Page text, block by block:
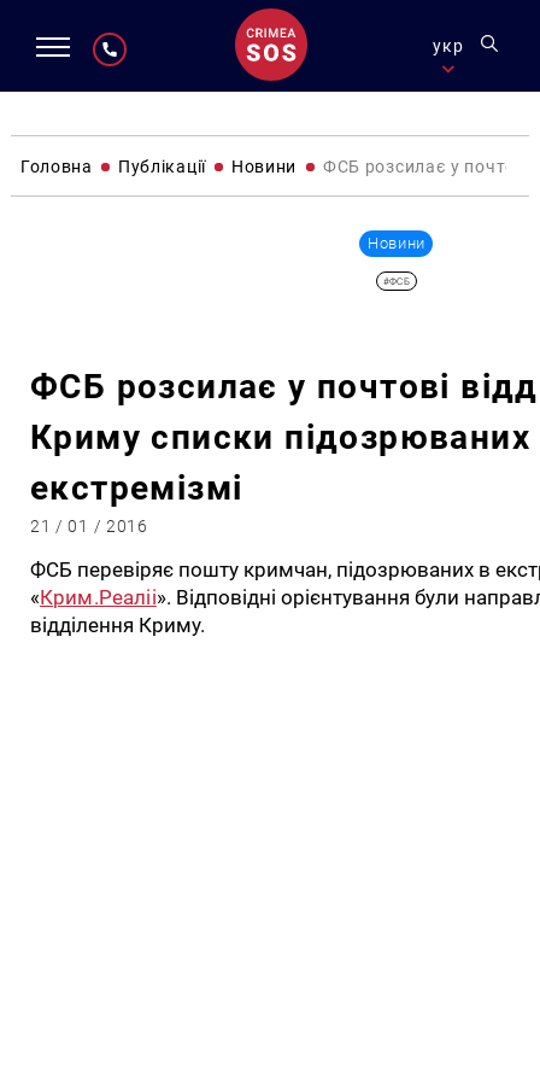
укр
Головна Публікації Новини ФСБ розсилає у почтові
Новини
#ФСБ
ФСБ розсилає у почтові
Криму списки підозрюваних
екстремізмі
21 / 01 / 2016
ФСБ перевіряє пошту кримчан, підозрюваних в
«Крим.Реаліі». Відповідні орієнтування були
відділення Криму.